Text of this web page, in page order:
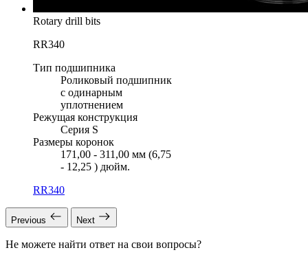
Rotary drill bits
RR340
Тип подшипника
Роликовый подшипник
с одинарным
уплотнением
Режущая конструкция
Серия S
Размеры коронок
171,00 - 311,00 мм (6,75
- 12,25 ) дюйм.
RR340
Previous Next
Не можете найти ответ на свои вопросы?